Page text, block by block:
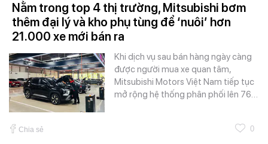
Nằm trong top 4 thị trường, Mitsubishi bơm
thêm đại lý và kho phụ tùng để ‘nuôi’ hơn
21.000 xe mới bán ra
Khi dịch vụ sau bán hàng ngày càng
được người mua xe quan tâm,
Mitsubishi Motors Việt Nam tiếp tục
mở rộng hệ thống phân phối lên 76…
Chia sẻ 0